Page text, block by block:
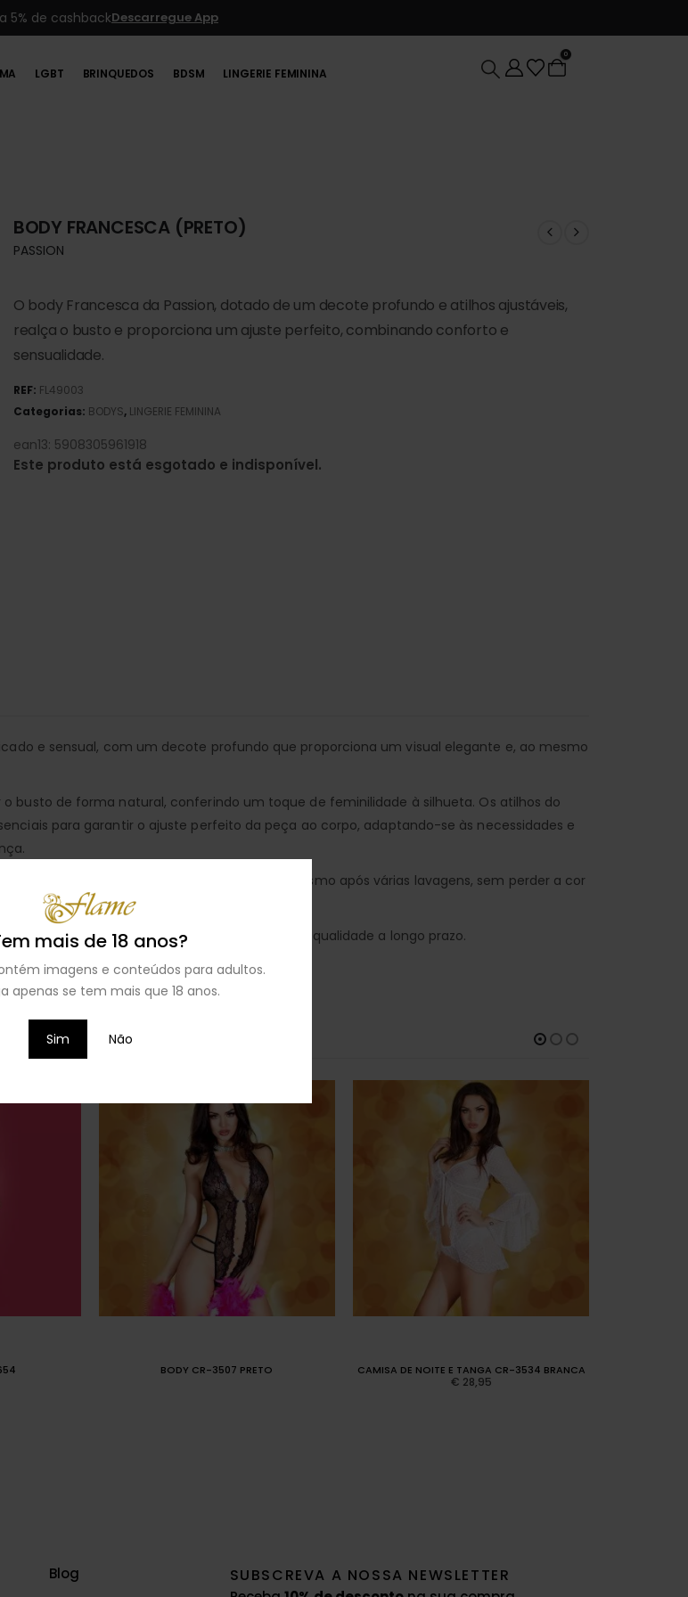
mais de 18 anos?
imagens e conteúdos para adultos.
apenas se tem mais que 18 anos.
Sim Não
novos, todos os dias
LGBT BRINQUEDOS BDSM LINGERIE FEMININA
0
BODY FRANCESCA (PRETO)
PASSION
O body Francesca da Passion, dotado de um decote profundo e atilhos ajustáveis,
realça o busto e proporciona um ajuste perfeito, combinando conforto e
sensualidade.
REF: FL49003
Categorias: BODYS, LINGERIE FEMININA
ean13: 5908305961918
Este produto está esgotado e indisponível.
e sensual, com um decote profundo que proporciona um visual elegante e, ao mesmo
busto de forma natural, conferindo um toque de feminilidade à silhueta. Os atilhos do
para garantir o ajuste perfeito da peça ao corpo, adaptando-se às necessidades e
altamente resistente, mantendo a forma mesmo após várias lavagens, sem perder a cor
durante a lavagem, oferecendo durabilidade e qualidade a longo prazo.
BODY CR-3507 PRETO CAMISA DE NOITE E TANGA CR-3534 BRANCA
€ 28,95
Blog SUBSCREVA A NOSSA NEWSLETTER